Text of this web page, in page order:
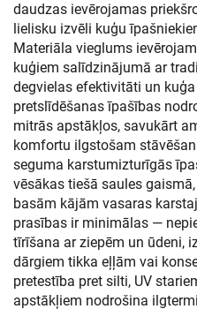
daudzas ievērojamas
lielisku izvēli kuģu
Materiāla vieglums
kuģiem salīdzinājumā ar
degvielas efektivitāti un
pretslīdēšanas īpašības
mitrās apstākļos, savukārt
komfortu ilgstošam
seguma karstumizturīgās
vēsākas tiešā saules
basām kājām vasaras
prasības ir minimālas —
tīrīšana ar ziepēm un ūdeni,
dārgiem tikka eļļām vai
pretestība pret silti, UV
apstākļiem nodrošina